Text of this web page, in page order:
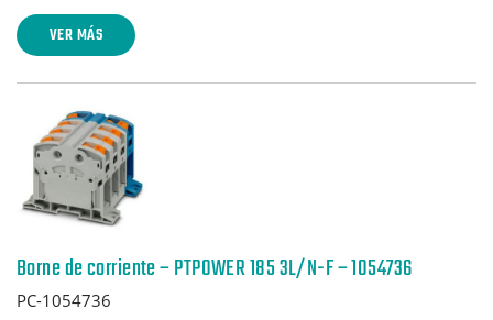
VER MÁS
Borne de corriente – PTPOWER 185 3L/N-F – 1054736
PC-1054736